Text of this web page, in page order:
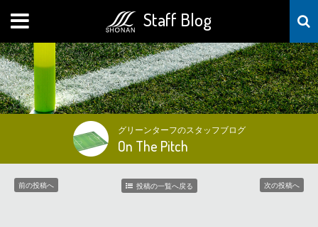
Staff Blog
MENU
グリーンターフのスタッフブログ
On The Pitch
前の投稿へ 投稿の一覧へ戻る 次の投稿へ